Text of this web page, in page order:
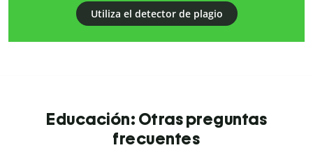
Utiliza el detector de plagio
Educación: Otras preguntas
frecuentes